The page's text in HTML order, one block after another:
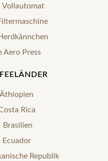
Vollautomat
Aero Press
Rica
Brasilien
Ecuador
Republik